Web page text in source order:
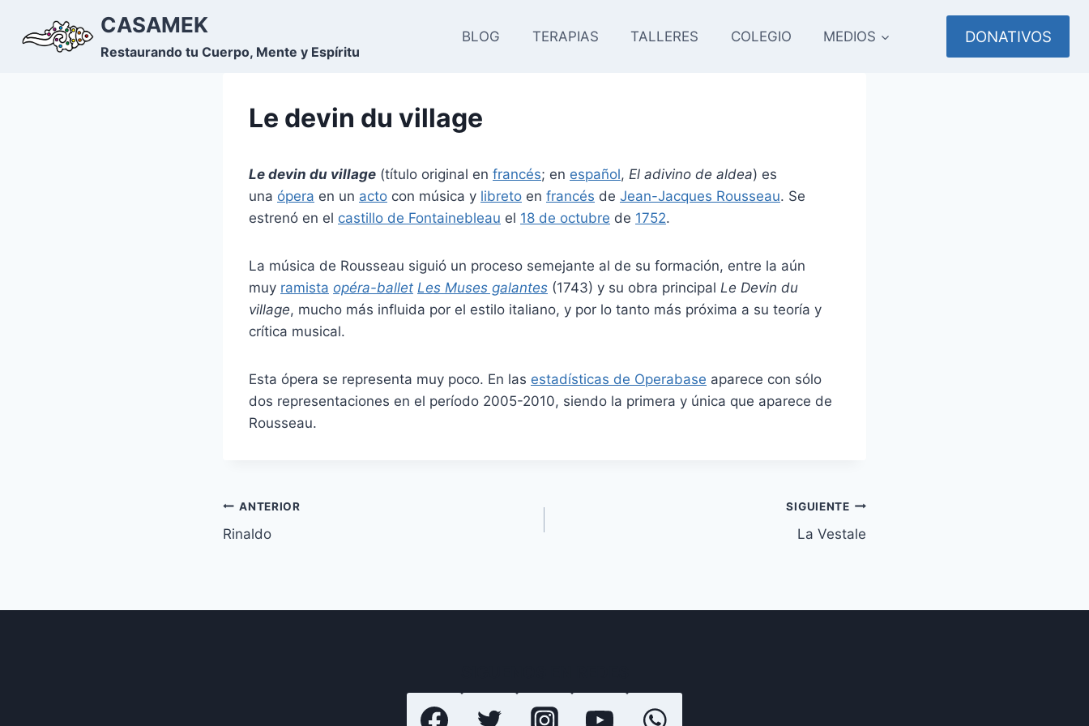
contenido
CASAMEK
Restaurando tu Cuerpo, Mente y Espíritu
BLOG TERAPIAS TALLERES COLEGIO MEDIOS DONATIVOS
Le devin du village
Le devin du village (título original en francés; en español, El adivino de aldea) es
una ópera en un acto con música y libreto en francés de Jean-Jacques Rousseau. Se
estrenó en el castillo de Fontainebleau el 18 de octubre de 1752.
La música de Rousseau siguió un proceso semejante al de su formación, entre la aún
muy ramista opéra-ballet Les Muses galantes (1743) y su obra principal Le Devin du
village, mucho más influida por el estilo italiano, y por lo tanto más próxima a su teoría y
crítica musical.
Esta ópera se representa muy poco. En las estadísticas de Operabase aparece con sólo
dos representaciones en el período 2005-2010, siendo la primera y única que aparece de
Rousseau.
Navegación
de
ANTERIOR
Rinaldo
SIGUIENTE
La Vestale